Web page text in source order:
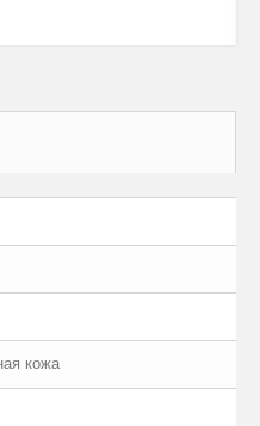
кожа